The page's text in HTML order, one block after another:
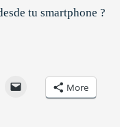
tu smartphone ?
More